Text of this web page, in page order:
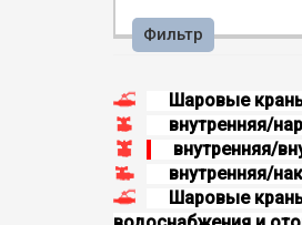
Фильтр
Шаровые
внутренняя/
внутренняя/
внутренняя/
Шаровые